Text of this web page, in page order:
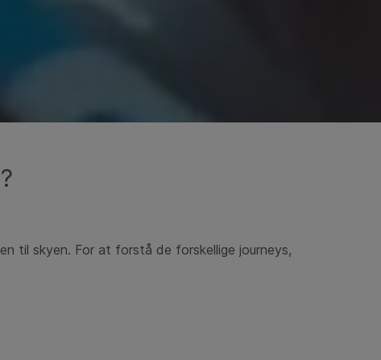
til skyen. For at forstå de forskellige journeys,